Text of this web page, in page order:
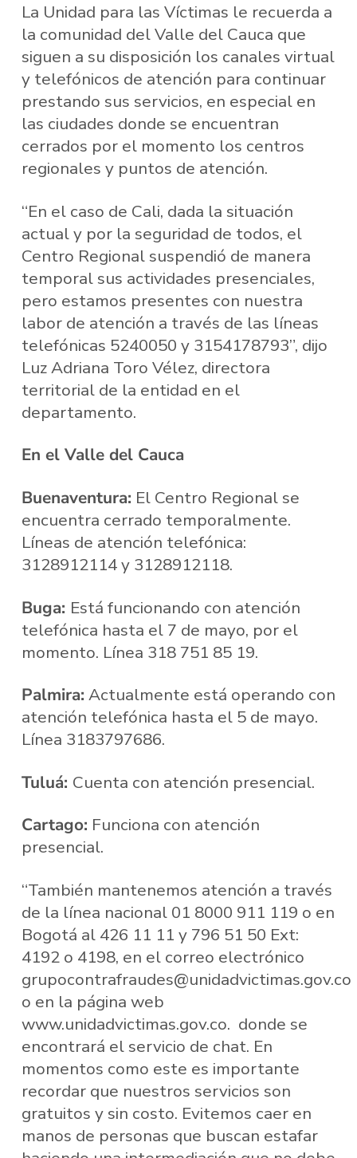
La Unidad para las Víctimas le recuerda a
la comunidad del Valle del Cauca que
siguen a su disposición los canales virtual
y telefónicos de atención para continuar
prestando sus servicios, en especial en
las ciudades donde se encuentran
cerrados por el momento los centros
regionales y puntos de atención.
“En el caso de Cali, dada la situación
actual y por la seguridad de todos, el
Centro Regional suspendió de manera
temporal sus actividades presenciales,
pero estamos presentes con nuestra
labor de atención a través de las líneas
telefónicas 5240050 y 3154178793”, dijo
Luz Adriana Toro Vélez, directora
territorial de la entidad en el
departamento.
En el Valle del Cauca
Buenaventura: El Centro Regional se
encuentra cerrado temporalmente.
Líneas de atención telefónica:
3128912114 y 3128912118.
Buga: Está funcionando con atención
telefónica hasta el 7 de mayo, por el
momento. Línea 318 751 85 19.
Palmira: Actualmente está operando con
atención telefónica hasta el 5 de mayo.
Línea 3183797686.
Tuluá: Cuenta con atención presencial.
Cartago: Funciona con atención
presencial.
“También mantenemos atención a través
de la línea nacional 01 8000 911 119 o en
Bogotá al 426 11 11 y 796 51 50 Ext:
4192 o 4198, en el correo electrónico
grupocontrafraudes@unidadvictimas.gov.co
o en la página web
www.unidadvictimas.gov.co. donde se
encontrará el servicio de chat. En
momentos como este es importante
recordar que nuestros servicios son
gratuitos y sin costo. Evitemos caer en
manos de personas que buscan estafar